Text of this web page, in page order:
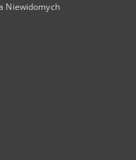
Niewidomych